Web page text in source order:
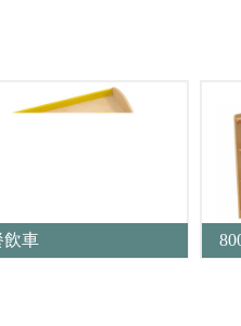
飲車